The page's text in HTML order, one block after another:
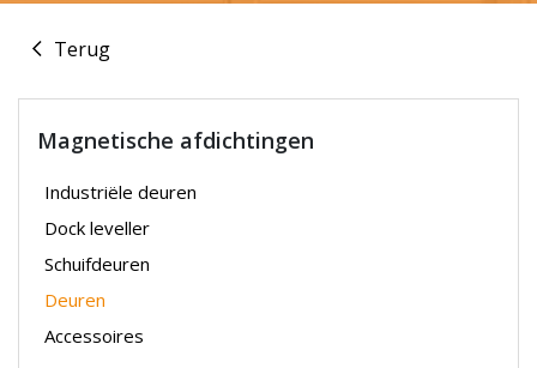
Terug
Magnetische afdichtingen
Industriële deuren
Dock leveller
Schuifdeuren
Deuren
Accessoires